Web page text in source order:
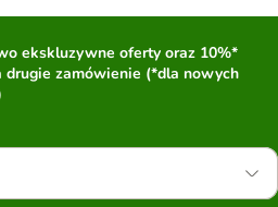
ekskluzywne oferty oraz 10%*
drugie zamówienie (*dla nowych